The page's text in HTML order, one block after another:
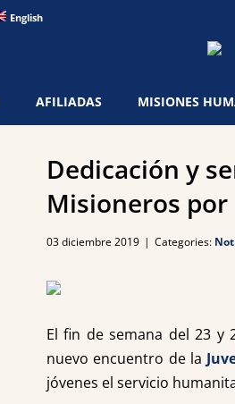
English
AFILIADAS MISIONES
Dedicación y
Misioneros por
03 diciembre 2019 | Categories:
El fin de semana del 23 y
nuevo encuentro de la
jóvenes el servicio